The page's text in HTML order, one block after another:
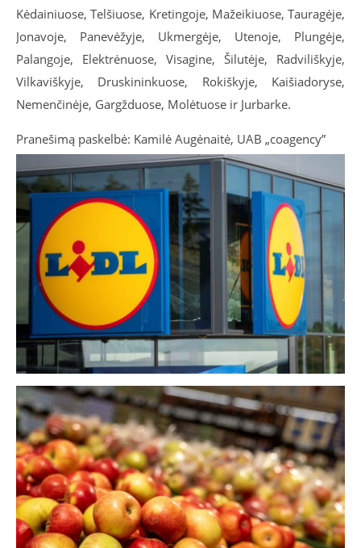
Kėdainiuose, Telšiuose, Kretingoje, Mažeikiuose, Tauragėje,
Jonavoje, Panevėžyje, Ukmergėje, Utenoje, Plungėje,
Palangoje, Elektrėnuose, Visagine, Šilutėje, Radviliškyje,
Vilkaviškyje, Druskininkuose, Rokiškyje, Kaišiadoryse,
Nemenčinėje, Gargžduose, Molėtuose ir Jurbarke.
Pranešimą paskelbė: Kamilė Augėnaitė, UAB „coagency”